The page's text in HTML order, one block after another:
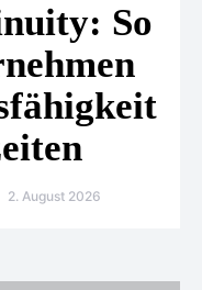
So
2. August 2026